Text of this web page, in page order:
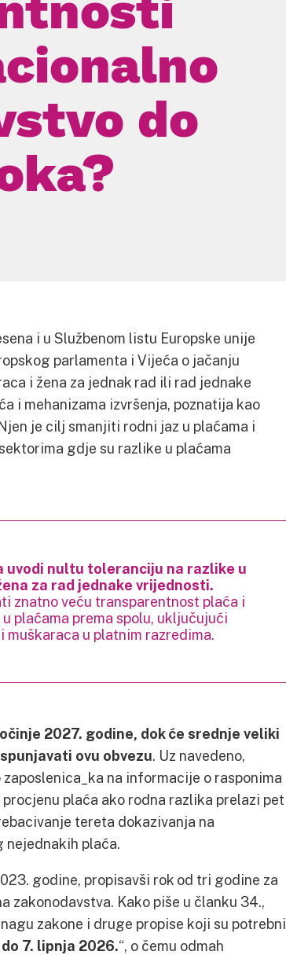
do
i u Službenom listu Europske unije
parlamenta i Vijeća o jačanju
i žena za jednak rad ili rad jednake
i mehanizama izvršenja, poznatija kao
je cilj smanjiti rodni jaz u plaćama i
gdje su razlike u plaćama
uvodi nultu toleranciju na razlike u
za rad jednake vrijednosti.
znatno veću transparentnost plaća i
plaćama prema spolu, uključujući
muškaraca u platnim razredima.
2027. godine, dok će srednje veliki
ovu obvezu. Uz navedeno,
na informacije o rasponima
plaća ako rodna razlika prelazi pet
tereta dokazivanja na
nejednakih plaća.
godine, propisavši rok od tri godine za
zakonodavstva. Kako piše u članku 34.,
zakone i druge propise koji su potrebni
7. lipnja 2026.“, o čemu odmah